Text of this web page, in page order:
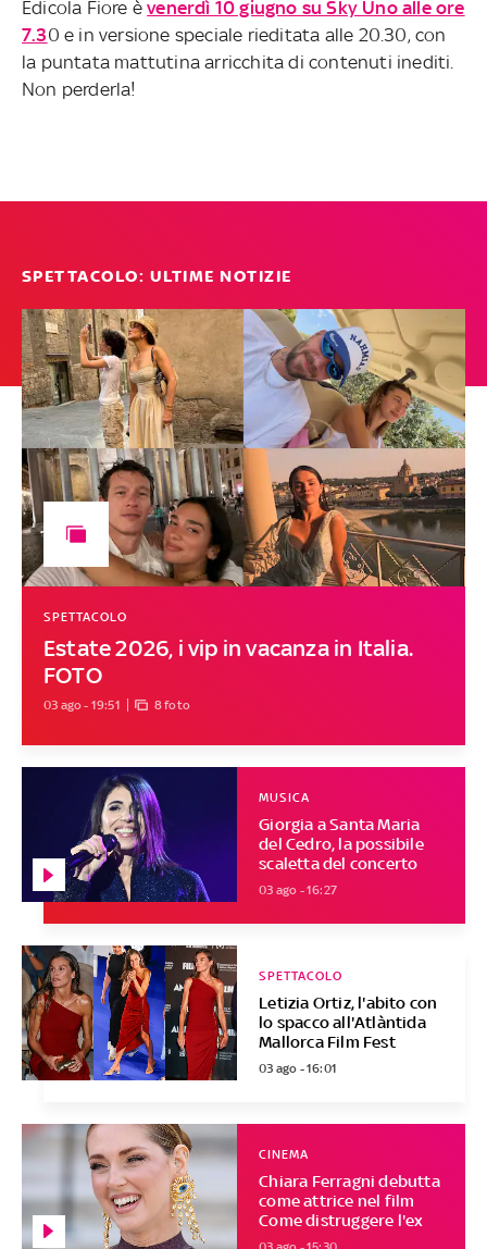
Edicola Fiore èvenerdì 10 giugno su Sky Uno alle ore
7.30 e in versione speciale rieditata alle 20.30, con
la puntata mattutina arricchita di contenuti inediti.
Non perderla!
SPETTACOLO: ULTIME NOTIZIE
Estate 2026, i vip in vacanza in Italia.
FOTO
SPETTACOLO
03 ago - 19:51 8 foto
Giorgia a Santa Maria
del Cedro, la possibile
scaletta del concerto
MUSICA
03 ago - 16:27
Letizia Ortiz, l'abito con
lo spacco all'Atlàntida
Mallorca Film Fest
SPETTACOLO
03 ago - 16:01
Chiara Ferragni debutta
come attrice nel film
Come distruggere l'ex
CINEMA